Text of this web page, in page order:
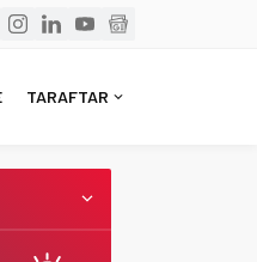
TARAFTAR